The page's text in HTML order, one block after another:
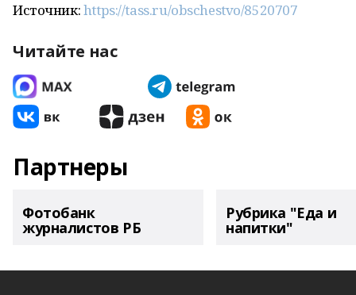
Источник:https://tass.ru/obschestvo/8520707
Читайте нас
Партнеры
Фотобанк
журналистов РБ
Рубрика "Еда и
напитки"